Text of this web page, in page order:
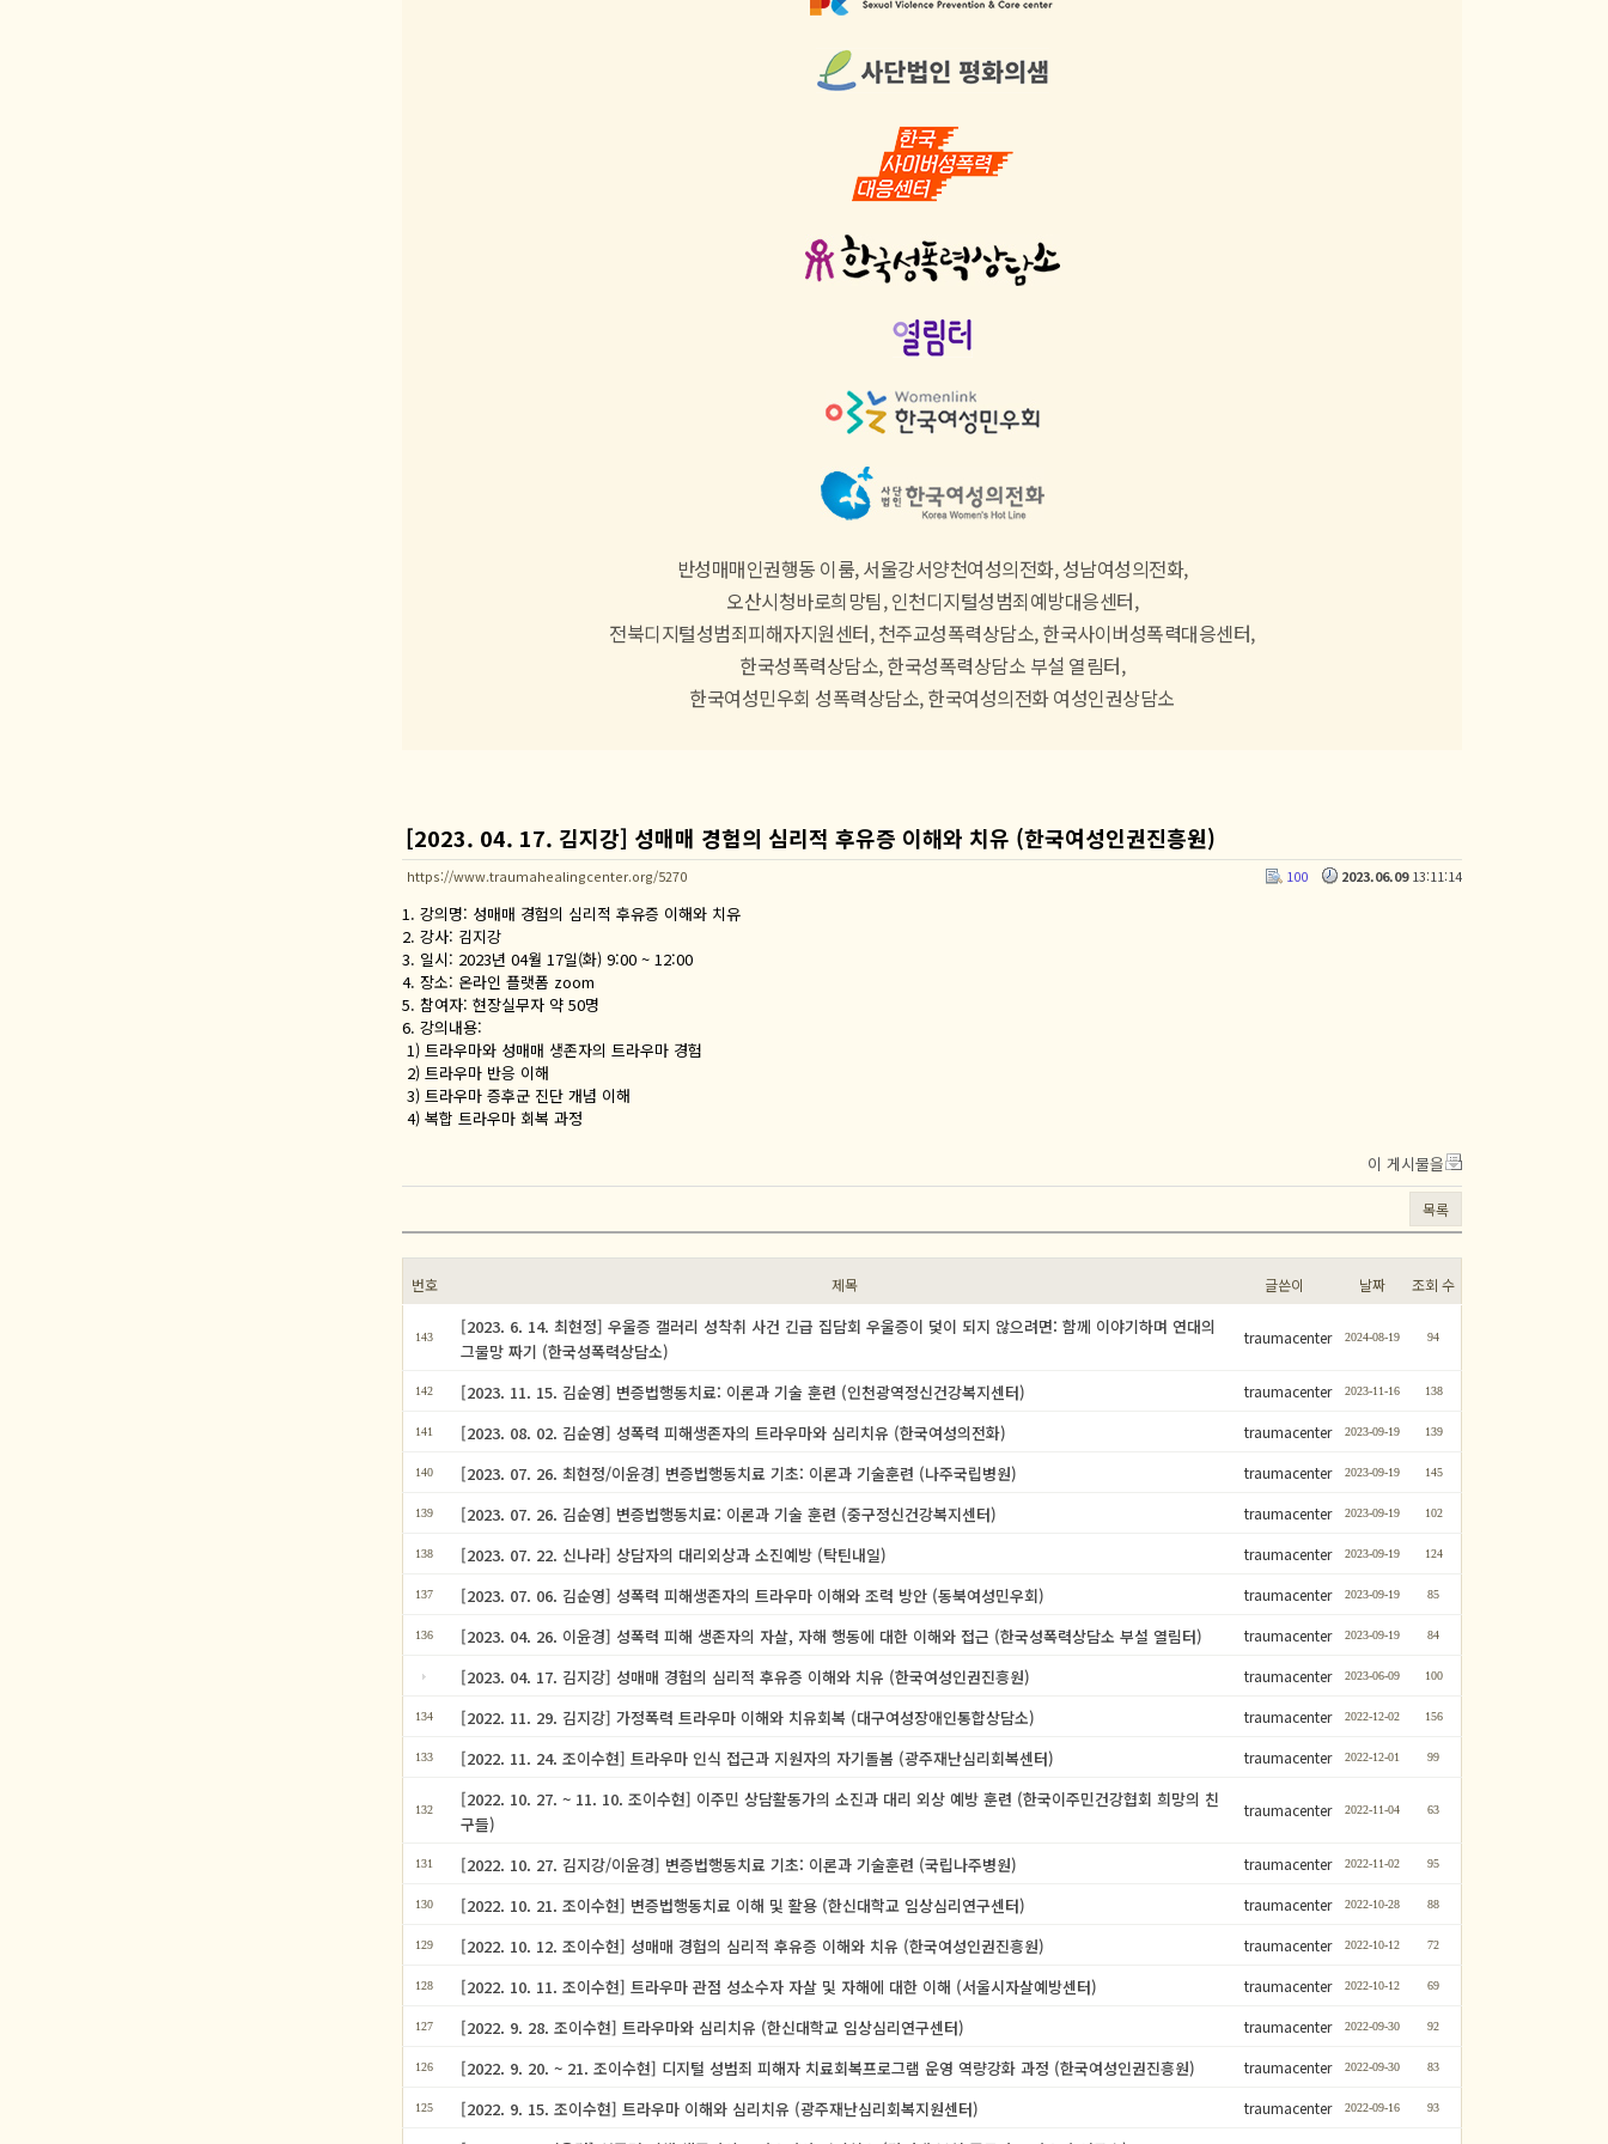
반성매매인권행동 이룸, 서울강서양천여성의전화, 성남여성의전화,
오산시청바로희망팀, 인천디지털성범죄예방대응센터,
전북디지털성범죄피해자지원센터, 천주교성폭력상담소, 한국사이버성폭력대응센터,
한국성폭력상담소, 한국성폭력상담소 부설 열림터,
한국여성민우회 성폭력상담소, 한국여성의전화 여성인권상담소
[2023. 04. 17. 김지강] 성매매 경험의 심리적 후유증 이해와 치유 (한국여성인권진흥원)
https://www.traumahealingcenter.org/5270 2023.06.0913:11:14
100
1. 강의명: 성매매 경험의 심리적 후유증 이해와 치유
2. 강사: 김지강
3. 일시: 2023년 04월 17일(화) 9:00 ~ 12:00
4. 장소: 온라인 플랫폼 zoom
5. 참여자: 현장실무자 약 50명
6. 강의내용:
1) 트라우마와 성매매 생존자의 트라우마 경험
2) 트라우마 반응 이해
3) 트라우마 증후군 진단 개념 이해
4) 복합 트라우마 회복 과정
이 게시물을
목록
번호 제목 글쓴이 날짜 조회 수
143
[2023. 6. 14. 최현정] 우울증 갤러리 성착취 사건 긴급 집담회 우울증이 덫이 되지 않으려면: 함께 이야기하며 연대의
그물망 짜기 (한국성폭력상담소)
traumacenter 2024-08-19 94
142 [2023. 11. 15. 김순영] 변증법행동치료: 이론과 기술 훈련 (인천광역정신건강복지센터) traumacenter 2023-11-16 138
141 [2023. 08. 02. 김순영] 성폭력 피해생존자의 트라우마와 심리치유 (한국여성의전화) traumacenter 2023-09-19 139
140 [2023. 07. 26. 최현정/이윤경] 변증법행동치료 기초: 이론과 기술훈련 (나주국립병원) traumacenter 2023-09-19 145
139 [2023. 07. 26. 김순영] 변증법행동치료: 이론과 기술 훈련 (중구정신건강복지센터) traumacenter 2023-09-19 102
138 [2023. 07. 22. 신나라] 상담자의 대리외상과 소진예방 (탁틴내일) traumacenter 2023-09-19 124
137 [2023. 07. 06. 김순영] 성폭력 피해생존자의 트라우마 이해와 조력 방안 (동북여성민우회) traumacenter 2023-09-19 85
136 [2023. 04. 26. 이윤경] 성폭력 피해 생존자의 자살, 자해 행동에 대한 이해와 접근 (한국성폭력상담소 부설 열림터) traumacenter 2023-09-19 84
[2023. 04. 17. 김지강] 성매매 경험의 심리적 후유증 이해와 치유 (한국여성인권진흥원) traumacenter 2023-06-09 100
134 [2022. 11. 29. 김지강] 가정폭력 트라우마 이해와 치유회복 (대구여성장애인통합상담소) traumacenter 2022-12-02 156
133 [2022. 11. 24. 조이수현] 트라우마 인식 접근과 지원자의 자기돌봄 (광주재난심리회복센터) traumacenter 2022-12-01 99
132
[2022. 10. 27. ~ 11. 10. 조이수현] 이주민 상담활동가의 소진과 대리 외상 예방 훈련 (한국이주민건강협회 희망의 친
구들)
traumacenter 2022-11-04 63
131 [2022. 10. 27. 김지강/이윤경] 변증법행동치료 기초: 이론과 기술훈련 (국립나주병원) traumacenter 2022-11-02 95
130 [2022. 10. 21. 조이수현] 변증법행동치료 이해 및 활용 (한신대학교 임상심리연구센터) traumacenter 2022-10-28 88
129 [2022. 10. 12. 조이수현] 성매매 경험의 심리적 후유증 이해와 치유 (한국여성인권진흥원) traumacenter 2022-10-12 72
128 [2022. 10. 11. 조이수현] 트라우마 관점 성소수자 자살 및 자해에 대한 이해 (서울시자살예방센터) traumacenter 2022-10-12 69
127 [2022. 9. 28. 조이수현] 트라우마와 심리치유 (한신대학교 임상심리연구센터) traumacenter 2022-09-30 92
126 [2022. 9. 20. ~ 21. 조이수현] 디지털 성범죄 피해자 치료회복프로그램 운영 역량강화 과정 (한국여성인권진흥원) traumacenter 2022-09-30 83
125 [2022. 9. 15. 조이수현] 트라우마 이해와 심리치유 (광주재난심리회복지원센터) traumacenter 2022-09-16 93